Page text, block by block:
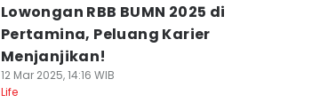
Lowongan RBB BUMN 2025 di
Pertamina, Peluang Karier
Menjanjikan!
12 Mar 2025, 14:16 WIB
Life